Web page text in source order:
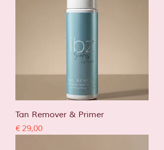
Tan Remover & Primer
Prijs
€ 29,00